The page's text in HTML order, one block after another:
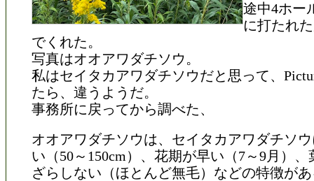
途中4ホー
に打たれ
でくれた。
写真はオオアワダチソウ。
私はセイタカアワダチソウだと思って、
たら、違うようだ。
事務所に戻ってから調べた、
オオアワダチソウは、セイタカアワダチソ
い（50～150cm）、花期が早い（7～9月）
ざらしない（ほとんど無毛）などの特徴が